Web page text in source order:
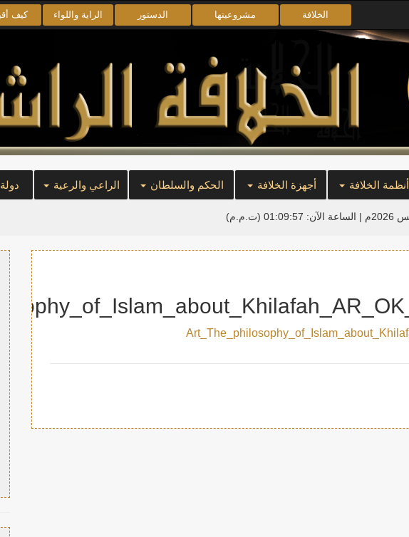
الخلافة مشروعيتها الدستور الراية واللواء كيف
أنظمة الخلافة أجهزة الخلافة الحكم والسلطان الراعي والرعية
الساعة الآن: 01:09:57 (ت.م.م)